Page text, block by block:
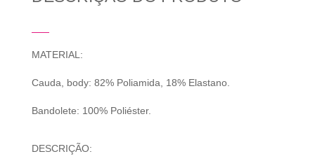
MATERIAL:
Cauda, body: 82% Poliamida, 18% Elastano.
Bandolete: 100% Poliéster.
DESCRIÇÃO: